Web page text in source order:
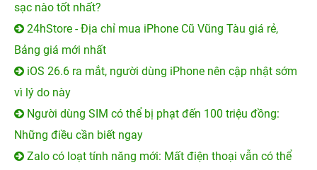
sạc nào tốt nhất?
24hStore - Địa chỉ mua iPhone Cũ Vũng Tàu giá rẻ,
Bảng giá mới nhất
iOS 26.6 ra mắt, người dùng iPhone nên cập nhật sớm
vì lý do này
Người dùng SIM có thể bị phạt đến 100 triệu đồng:
Những điều cần biết ngay
Zalo có loạt tính năng mới: Mất điện thoại vẫn có thể